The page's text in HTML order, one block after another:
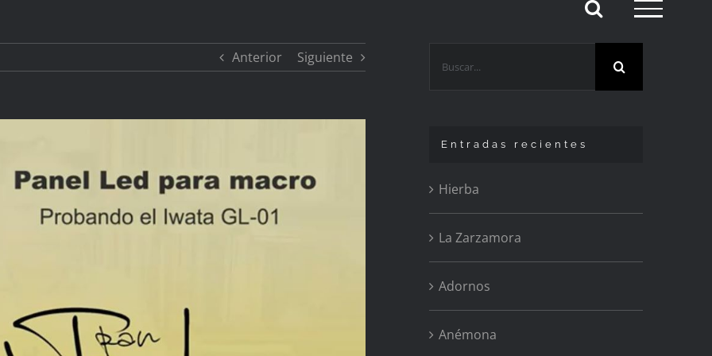
Anterior Siguiente
Entradas recientes
Hierba
La Zarzamora
Adornos
Anémona